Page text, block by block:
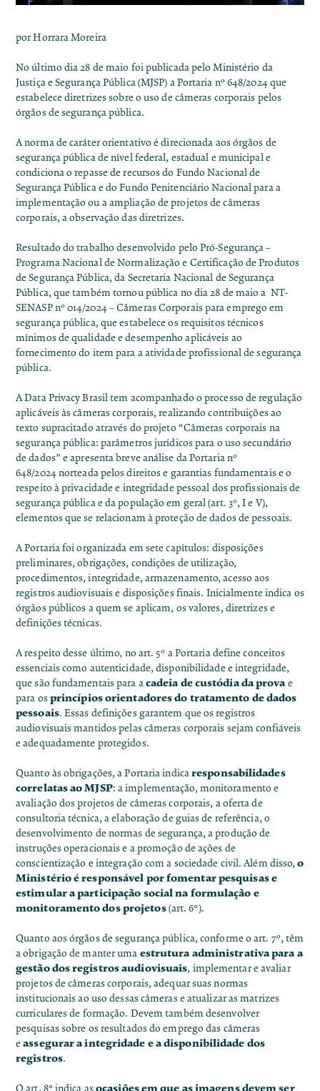
por Horrara Moreira
No último dia 28 de maio foi publicada pelo Ministério da
Justiça e Segurança Pública (MJSP) aPortaria nº 648/2024 que
estabelece diretrizes sobre o uso de câmeras corporais pelos
órgãos de segurança pública.
A norma de caráter orientativo é direcionada aos órgãos de
segurança pública de nível federal, estadual e municipal e
condiciona o repasse de recursos do Fundo Nacional de
Segurança Públicae doFundo Penitenciário Nacionalpara a
implementação ou a ampliação de projetos de câmeras
corporais, a observação das diretrizes.
Resultado do trabalho desenvolvido peloPró-Segurança –
Programa Nacional de Normalização e Certificação de Produtos
de Segurança Pública, da Secretaria Nacional de Segurança
Pública, que também tornou pública no dia 28 de maio a NT-
SENASP nº 014/2024 – Câmeras Corporais para emprego em
segurança pública, que estabelece os requisitos técnicos
mínimos de qualidade e desempenho aplicáveis ao
fornecimento do item para a atividade profissional de segurança
pública.
A Data Privacy Brasil tem acompanhado o processo de regulação
aplicáveis às câmeras corporais,realizando contribuiçõesao
texto supracitado através do projeto “Câmeras corporais na
segurança pública: parâmetros jurídicos para o uso secundário
de dados” e apresenta breve análise daPortaria nº
648/2024 norteada pelos direitos e garantias fundamentais e o
respeito à privacidade e integridade pessoal dos profissionais de
segurança pública e da população em geral (art. 3º, I e V),
elementos que se relacionam à proteção de dados de pessoais.
A Portaria foi organizada em sete capítulos: disposições
preliminares, obrigações, condições de utilização,
procedimentos, integridade, armazenamento, acesso aos
registros audiovisuais e disposições finais. Inicialmente indica os
órgãos públicos a quem se aplicam, os valores, diretrizes e
definições técnicas.
A respeito desse último, no art. 5º a Portaria define conceitos
essenciais como autenticidade, disponibilidade e integridade,
que são fundamentais para acadeia de custódia da provae
para osprincípios orientadores do tratamento de dados
pessoais. Essas definições garantem que os registros
audiovisuais mantidos pelas câmeras corporais sejam confiáveis
e adequadamente protegidos.
Quanto às obrigações, a Portaria indicaresponsabilidades
correlatas ao MJSP: a implementação, monitoramento e
avaliação dos projetos de câmeras corporais, a oferta de
consultoria técnica, a elaboração de guias de referência, o
desenvolvimento de normas de segurança, a produção de
instruções operacionais e a promoção de ações de
conscientização e integração com a sociedade civil. Além disso,o
Ministério é responsável por fomentar pesquisas e
estimular a participação social na formulação e
monitoramento dos projetos(art. 6°).
Quanto aos órgãos de segurança pública, conforme o art. 7º, têm
a obrigação de manter uma estrutura administrativa para a
gestão dos registros audiovisuais, implementar e avaliar
projetos de câmeras corporais, adequar suas normas
institucionais ao uso dessas câmeras e atualizar as matrizes
curriculares de formação. Devem também desenvolver
pesquisas sobre os resultados do emprego das câmeras
eassegurar a integridade e a disponibilidade dos
registros.
ocasiões em que as imagens devem ser